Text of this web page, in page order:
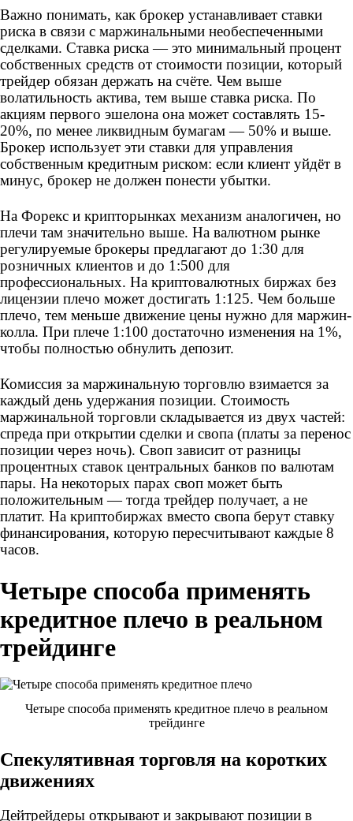
Важно понимать, как брокер устанавливает ставки
риска в связи с маржинальными необеспеченными
сделками. Ставка риска — это минимальный процент
собственных средств от стоимости позиции, который
трейдер обязан держать на счёте. Чем выше
волатильность актива, тем выше ставка риска. По
акциям первого эшелона она может составлять 15-
20%, по менее ликвидным бумагам — 50% и выше.
Брокер использует эти ставки для управления
собственным кредитным риском: если клиент уйдёт в
минус, брокер не должен понести убытки.
На Форекс и крипторынках механизм аналогичен, но
плечи там значительно выше. На валютном рынке
регулируемые брокеры предлагают до 1:30 для
розничных клиентов и до 1:500 для
профессиональных. На криптовалютных биржах без
лицензии плечо может достигать 1:125. Чем больше
плечо, тем меньше движение цены нужно для маржин-
колла. При плече 1:100 достаточно изменения на 1%,
чтобы полностью обнулить депозит.
Комиссия за маржинальную торговлю взимается за
каждый день удержания позиции. Стоимость
маржинальной торговли складывается из двух частей:
спреда при открытии сделки и свопа (платы за перенос
позиции через ночь). Своп зависит от разницы
процентных ставок центральных банков по валютам
пары. На некоторых парах своп может быть
положительным — тогда трейдер получает, а не
платит. На криптобиржах вместо свопа берут ставку
финансирования, которую пересчитывают каждые 8
часов.
Четыре способа применять
кредитное плечо в реальном
трейдинге
Четыре способа применять кредитное плечо в реальном
трейдинге
Спекулятивная торговля на коротких
движениях
Дейтрейдеры открывают и закрывают позиции в